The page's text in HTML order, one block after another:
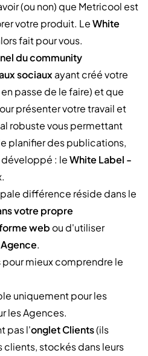
(ou non) que Metricool est
votre produit. LeWhite
fait pour vous.
du community
sociauxayant créé votre
passe de le faire) et que
présenter votre travail et
robuste vous permettant
planifier des publications,
: leWhite Label -
différence réside dans le
votre propre
web ou d'utiliser
.
pour mieux comprendre le
uniquement pour les
les Agences.
pas l'onglet Clients(ils
stockés dans leurs